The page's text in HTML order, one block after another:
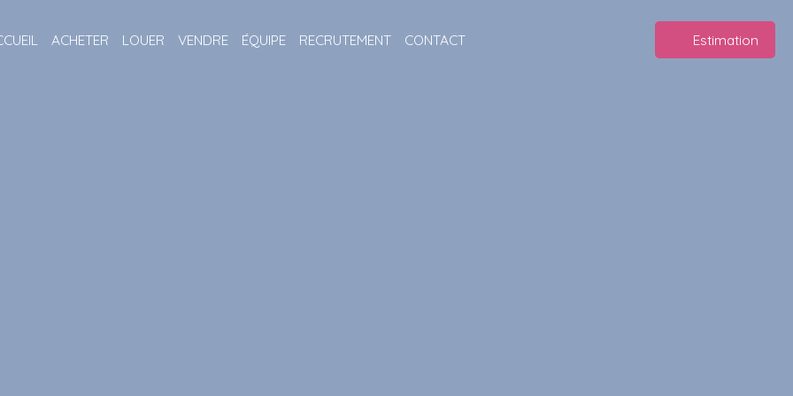
ACHETER LOUER VENDRE ÉQUIPE RECRUTEMENT CONTACT Estimation